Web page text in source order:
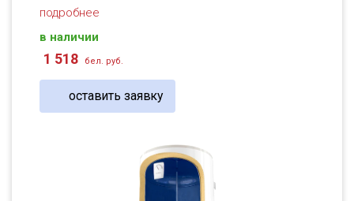
подробнее
в наличии
1 518 бел. руб.
оставить заявку